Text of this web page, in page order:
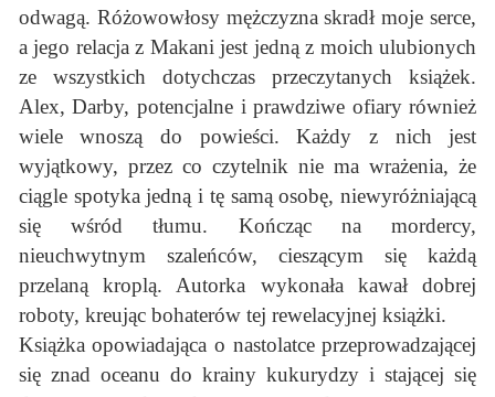
odwagą. Różowowłosy mężczyzna skradł moje serce,
a jego relacja z Makani jest jedną z moich ulubionych
ze wszystkich dotychczas przeczytanych książek.
Alex, Darby, potencjalne i prawdziwe ofiary również
wiele wnoszą do powieści. Każdy z nich jest
wyjątkowy, przez co czytelnik nie ma wrażenia, że
ciągle spotyka jedną i tę samą osobę, niewyróżniającą
się wśród tłumu. Kończąc na mordercy,
nieuchwytnym szaleńców, cieszącym się każdą
przelaną kroplą. Autorka wykonała kawał dobrej
roboty, kreując bohaterów tej rewelacyjnej książki.
Książka opowiadająca o nastolatce przeprowadzającej
się znad oceanu do krainy kukurydzy i stającej się